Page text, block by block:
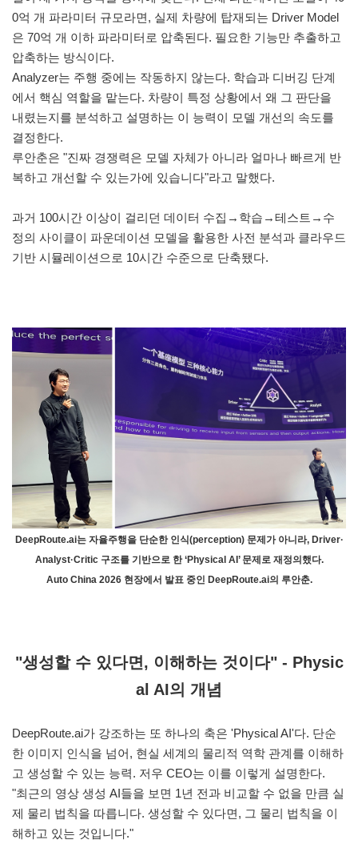
0억 개 파라미터 규모라면, 실제 차량에 탑재되는 Driver Model
은 70억 개 이하 파라미터로 압축된다. 필요한 기능만 추출하고
압축하는 방식이다.
Analyzer는 주행 중에는 작동하지 않는다. 학습과 디버깅 단계
에서 핵심 역할을 맡는다. 차량이 특정 상황에서 왜 그 판단을
내렸는지를 분석하고 설명하는 이 능력이 모델 개선의 속도를
결정한다.
루안춘은 "진짜 경쟁력은 모델 자체가 아니라 얼마나 빠르게 반
복하고 개선할 수 있는가에 있습니다"라고 말했다.
과거 100시간 이상이 걸리던 데이터 수집→학습→테스트→수
정의 사이클이 파운데이션 모델을 활용한 사전 분석과 클라우드
기반 시뮬레이션으로 10시간 수준으로 단축됐다.
DeepRoute.ai는 자율주행을 단순한 인식(perception) 문제가 아니라, Driver·
Analyst·Critic 구조를 기반으로 한 ‘Physical AI’ 문제로 재정의했다.
Auto China 2026 현장에서 발표 중인 DeepRoute.ai의 루안춘.
"생성할 수 있다면, 이해하는 것이다" - Physic
al AI의 개념
DeepRoute.ai가 강조하는 또 하나의 축은 'Physical AI'다. 단순
한 이미지 인식을 넘어, 현실 세계의 물리적 역학 관계를 이해하
고 생성할 수 있는 능력. 저우 CEO는 이를 이렇게 설명한다.
"최근의 영상 생성 AI들을 보면 1년 전과 비교할 수 없을 만큼 실
제 물리 법칙을 따릅니다. 생성할 수 있다면, 그 물리 법칙을 이
해하고 있는 것입니다."